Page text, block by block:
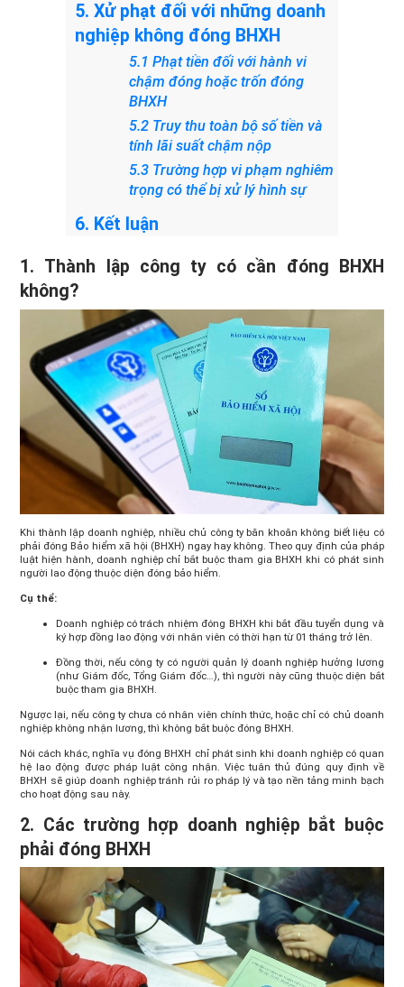
5. Xử phạt đối với những doanh
nghiệp không đóng BHXH
5.1 Phạt tiền đối với hành vi
chậm đóng hoặc trốn đóng
BHXH
5.2 Truy thu toàn bộ số tiền và
tính lãi suất chậm nộp
5.3 Trường hợp vi phạm nghiêm
trọng có thể bị xử lý hình sự
6. Kết luận
1. Thành lập công ty có cần đóng BHXH
không?
Khi thành lập doanh nghiệp, nhiều chủ công ty băn khoăn không biết liệu có
phải đóng Bảo hiểm xã hội (BHXH) ngay hay không. Theo quy định của pháp
luật hiện hành, doanh nghiệp chỉ bắt buộc tham gia BHXH khi có phát sinh
người lao động thuộc diện đóng bảo hiểm.
Cụ thể:
Doanh nghiệp có trách nhiệm đóng BHXH khi bắt đầu tuyển dụng và
ký hợp đồng lao động với nhân viên có thời hạn từ 01 tháng trở lên.
Đồng thời, nếu công ty có người quản lý doanh nghiệp hưởng lương
(như Giám đốc, Tổng Giám đốc…), thì người này cũng thuộc diện bắt
buộc tham gia BHXH.
Ngược lại, nếu công ty chưa có nhân viên chính thức, hoặc chỉ có chủ doanh
nghiệp không nhận lương, thì không bắt buộc đóng BHXH.
Nói cách khác, nghĩa vụ đóng BHXH chỉ phát sinh khi doanh nghiệp có quan
hệ lao động được pháp luật công nhận. Việc tuân thủ đúng quy định về
BHXH sẽ giúp doanh nghiệp tránh rủi ro pháp lý và tạo nền tảng minh bạch
cho hoạt động sau này.
2. Các trường hợp doanh nghiệp bắt buộc
phải đóng BHXH